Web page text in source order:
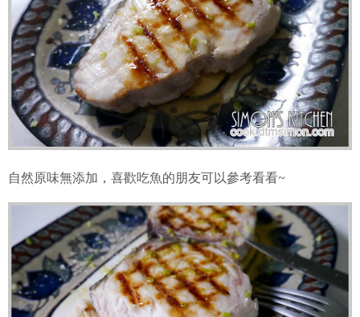
自然原味無添加，喜歡吃魚的朋友可以參考看看~